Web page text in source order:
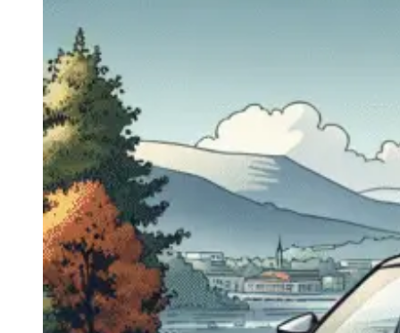
Navigatie Audi A4 B7
Navigatie Audi A4 B8
Navigatie Audi A5
Navigatie Audi A6 C5
Navigatie Audi A6 C6
Navigatie Audi A6 C7
Navigatie Audi Q5
Ford
Navigație Ford Fiesta
Navigație Ford Focus 1
Navigație Ford Focus 2
Navigație Ford Focus MK3
Navigație Ford Mondeo MK3
Navigație Ford Mondeo MK4